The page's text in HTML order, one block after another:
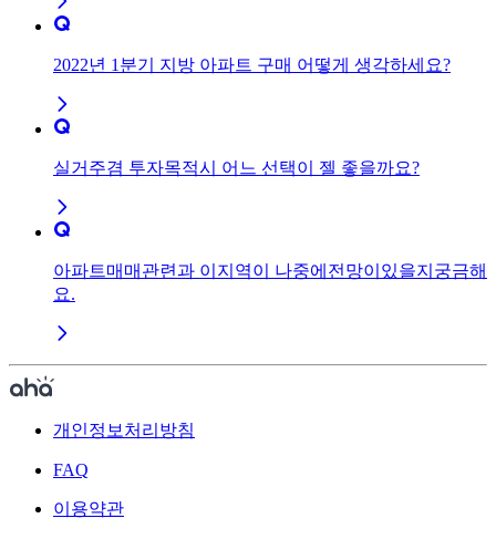
2022년 1분기 지방 아파트 구매 어떻게 생각하세요?
실거주겸 투자목적시 어느 선택이 젤 좋을까요?
아파트매매관련과 이지역이 나중에전망이있을지궁금해
요.
개인정보처리방침
FAQ
이용약관